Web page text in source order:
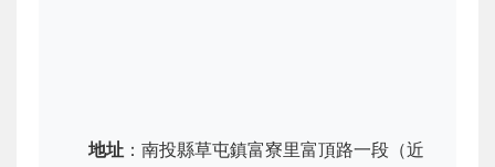
地址 ：南投縣草屯鎮富寮里富頂路一段（近